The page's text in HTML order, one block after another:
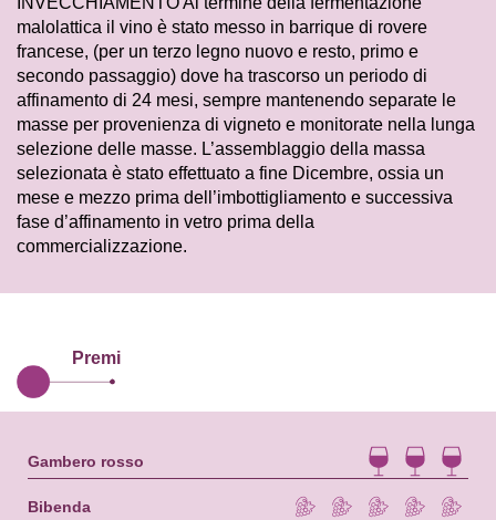
malolattica il vino è stato messo in barrique di rovere
francese, (per un terzo legno nuovo e resto, primo e
secondo passaggio) dove ha trascorso un periodo di
affinamento di 24 mesi, sempre mantenendo separate le
masse per provenienza di vigneto e monitorate nella lunga
selezione delle masse. L’assemblaggio della massa
selezionata è stato effettuato a fine Dicembre, ossia un
mese e mezzo prima dell’imbottigliamento e successiva
fase d’affinamento in vetro prima della
commercializzazione.
Premi
Gambero rosso
Bibenda